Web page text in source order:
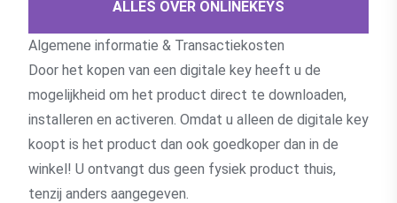
ALLES OVER ONLINEKEYS
Algemene informatie & Transactiekosten
Door het kopen van een digitale key heeft u de
mogelijkheid om het product direct te downloaden,
installeren en activeren. Omdat u alleen de digitale key
koopt is het product dan ook goedkoper dan in de
winkel! U ontvangt dus geen fysiek product thuis,
tenzij anders aangegeven.